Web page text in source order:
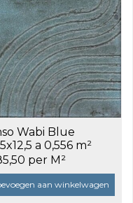
Wabi Blue
a 0,556 m²
per M²
aan winkelwagen